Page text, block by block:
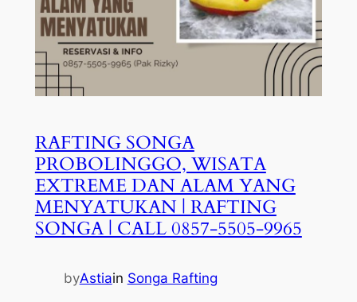
RAFTING SONGA
PROBOLINGGO, WISATA
EXTREME DAN ALAM YANG
MENYATUKAN | RAFTING
SONGA | CALL 0857-5505-9965
byAstiain Songa Rafting